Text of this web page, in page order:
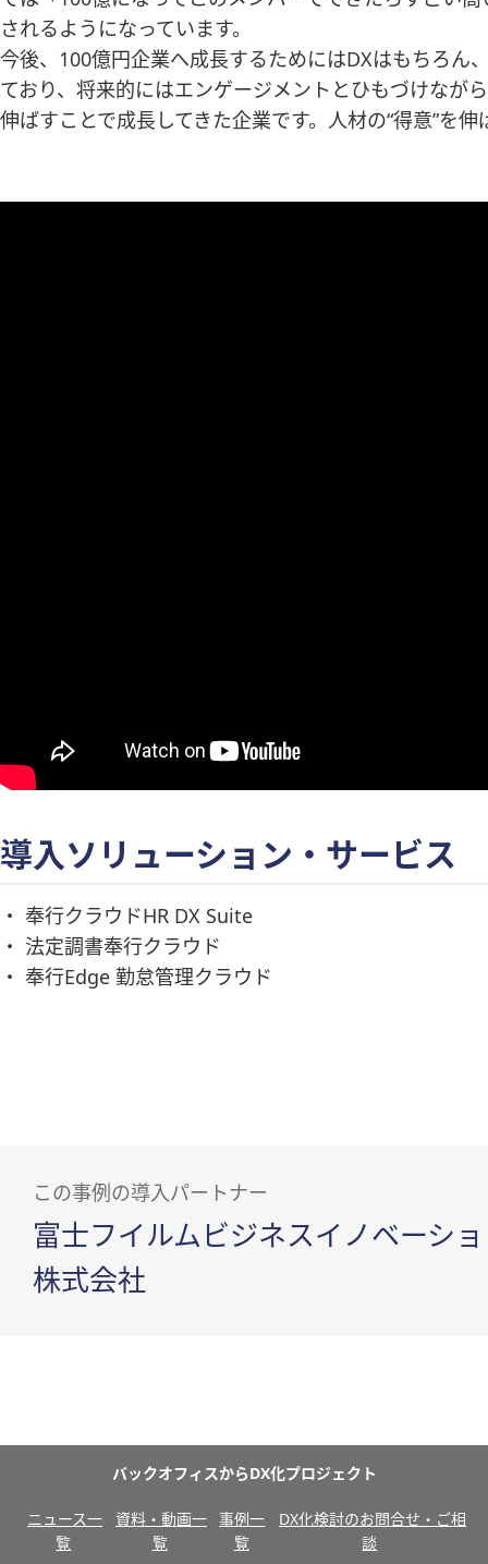
されるようになっています。
今後、100億円企業へ成長するためにはDXはもちろん
ており、将来的にはエンゲージメントとひもづけなが
伸ばすことで成長してきた企業です。人材の“得意”を
導入ソリューション・サービス
・ 奉行クラウドHR DX Suite
・ 法定調書奉行クラウド
・ 奉行Edge 勤怠管理クラウド
この事例の導入パートナー
富士フイルムビジネスイノベーシ
株式会社
バックオフィスからDX化プロジェクト
ニュース一
覧
資料・動画一
覧
事例一
覧
DX化検討のお問合せ・ご相
談